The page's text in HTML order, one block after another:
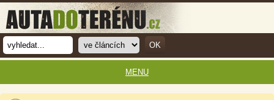
MENU